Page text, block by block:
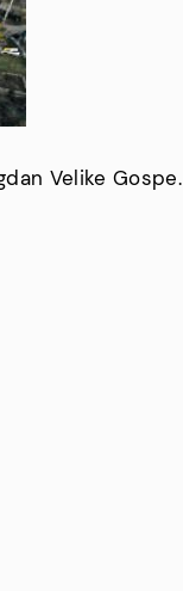
Velike Gospe.